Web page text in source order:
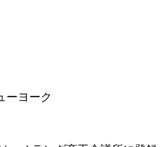
ーヨーク